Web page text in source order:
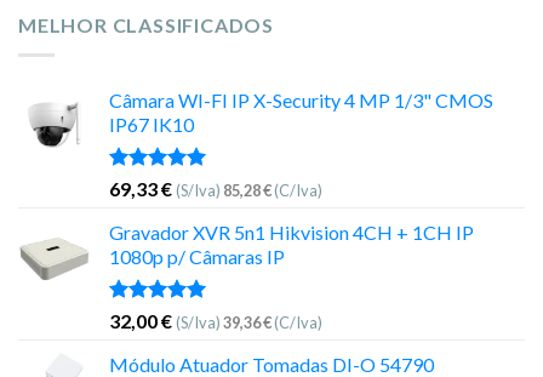
MELHOR CLASSIFICADOS
Câmara WI-FI IP X-Security 4 MP 1/3" CMOS
IP67 IK10
Avaliação
5.00
de 5
69,33€ (S/Iva) 85,28€(C/Iva)
Gravador XVR 5n1 Hikvision 4CH + 1CH IP
1080p p/ Câmaras IP
Avaliação
5.00
de 5
32,00€ (S/Iva)39,36€(C/Iva)
Módulo Atuador Tomadas DI-O 54790